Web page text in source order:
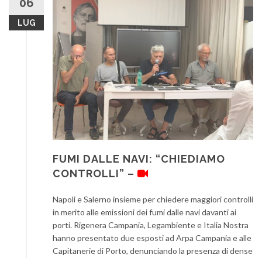
LUG
FUMI DALLE NAVI: “CHIEDIAMO
CONTROLLI” –
Napoli e Salerno insieme per chiedere maggiori controlli
in merito alle emissioni dei fumi dalle navi davanti ai
porti. Rigenera Campania, Legambiente e Italia Nostra
hanno presentato due esposti ad Arpa Campania e alle
Capitanerie di Porto, denunciando la presenza di dense